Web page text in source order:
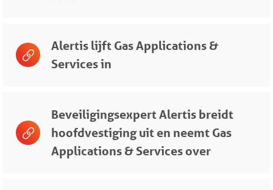
Alertis lijft Gas Applications &
Services in
Beveiligingsexpert Alertis breidt
hoofdvestiging uit en neemt Gas
Applications & Services over